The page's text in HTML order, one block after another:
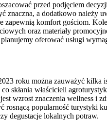
przed podjęciem
znaczna, a dodatkowo należy
komfort gościom.
oraz materiały
oferować usługi
roku można zauważyć kilka
skłania właścicieli
wzrost znaczenia wellness i
popularność turystyki
degustacje lokalnych potraw.